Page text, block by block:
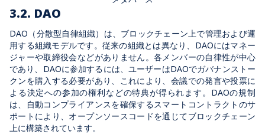
3.2. DAO
DAO（分散型自律組織）は、ブロックチェーン上で管理および運
用する組織モデルです。従来の組織とは異なり、DAOにはマネー
ジャーや取締役会などがありません。各メンバーの自律性が中心
であり、DAOに参加するには、ユーザーはDAOでガバナンストー
クンを購入する必要があり、これにより、会議での発言や投票に
よる決定への参加の権利などの特典が得られます。DAOの規制
は、自動コンプライアンスを確保するスマートコントラクトのサ
ポートにより、オープンソースコードを通じてブロックチェーン
上に構築されています。